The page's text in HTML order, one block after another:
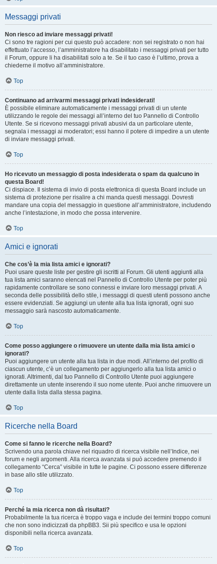
Messaggi privati
Non riesco ad inviare messaggi privati!
Ci sono tre ragioni per cui questo può accadere: non sei registrato o non hai
effettuato l’accesso, l’amministratore ha disabilitato i messaggi privati per tutto
il Forum, oppure li ha disabilitati solo a te. Se il tuo caso è l’ultimo, prova a
chiederne il motivo all’amministratore.
Top
Continuano ad arrivarmi messaggi privati indesiderati!
È possibile eliminare automaticamente i messaggi privati ​​di un utente
utilizzando le regole dei messaggi all’interno del tuo Pannello di Controllo
Utente. Se si ricevono messaggi privati ​​abusivi da un particolare utente,
segnala i messaggi ai moderatori; essi hanno il potere di impedire a un utente
di inviare messaggi privati​​.
Top
Ho ricevuto un messaggio di posta indesiderata o spam da qualcuno in
questa Board!
Ci dispiace. Il sistema di invio di posta elettronica di questa Board include un
sistema di protezione per risalire a chi manda questi messaggi. Dovresti
mandare una copia del messaggio in questione all’amministratore, includendo
anche l’intestazione, in modo che possa intervenire.
Top
Amici e ignorati
Che cos’è la mia lista amici e ignorati?
Puoi usare queste liste per gestire gli iscritti al Forum. Gli utenti aggiunti alla
tua lista amici saranno elencati nel Pannello di Controllo Utente per poter più
rapidamente controllare se sono connessi e inviare loro messaggi privati. A
seconda delle possibilità dello stile, i messaggi di questi utenti possono anche
essere evidenziati. Se aggiungi un utente alla tua lista ignorati, ogni suo
messaggio sarà nascosto automaticamente.
Top
Come posso aggiungere o rimuovere un utente dalla mia lista amici o
ignorati?
Puoi aggiungere un utente alla tua lista in due modi. All’interno del profilo di
ciascun utente, c’è un collegamento per aggiungerlo alla tua lista amici o
ignorati. Altrimenti, dal tuo Pannello di Controllo Utente puoi aggiungere
direttamente un utente inserendo il suo nome utente. Puoi anche rimuovere un
utente dalla lista dalla stessa pagina.
Top
Ricerche nella Board
Come si fanno le ricerche nella Board?
Scrivendo una parola chiave nel riquadro di ricerca visibile nell’Indice, nei
forum e negli argomenti. Alla ricerca avanzata si può accedere premendo il
collegamento “Cerca” visibile in tutte le pagine. Ci possono essere differenze
in base allo stile utilizzato.
Top
Perché la mia ricerca non dà risultati?
Probabilmente la tua ricerca è troppo vaga e include dei termini troppo comuni
che non sono indicizzati da phpBB3. Sii più specifico e usa le opzioni
disponibili nella ricerca avanzata.
Top